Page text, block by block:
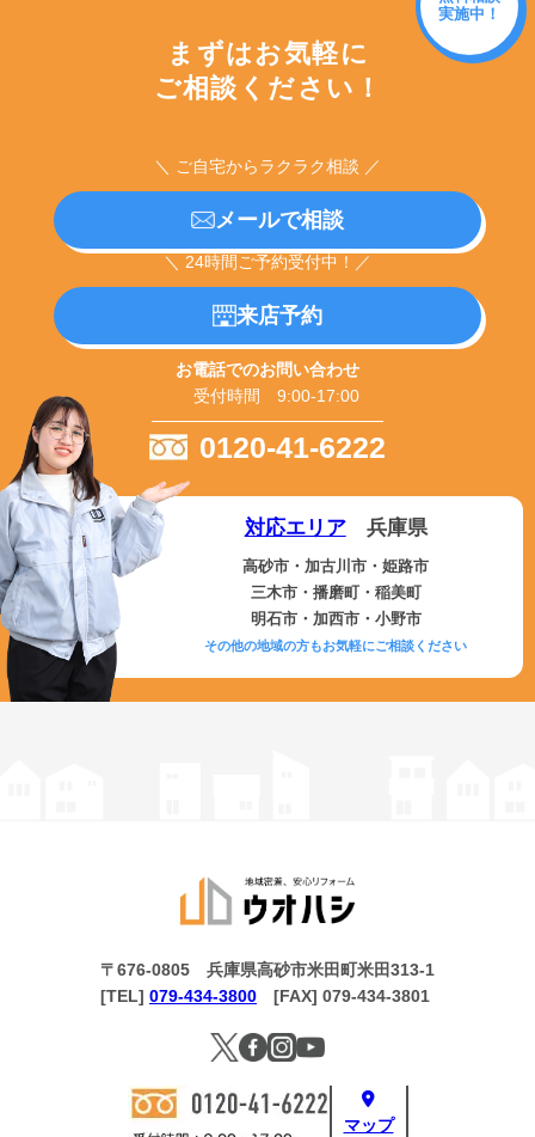
実施中！
まずはお気軽に
ご相談ください！
＼ ご自宅からラクラク相談 ／
メールで相談
＼ 24時間ご予約受付中！／
来店予約
お電話でのお問い合わせ
受付時間 9:00-17:00
0120-41-6222
対応エリア兵庫県
高砂市・加古川市・姫路市
三木市・播磨町・稲美町
明石市・加西市・小野市
その他の地域の方もお気軽にご相談ください
マップ
〒676-0805 兵庫県高砂市米田町米田313-1
[TEL] 079-434-3800 [FAX] 079-434-3801